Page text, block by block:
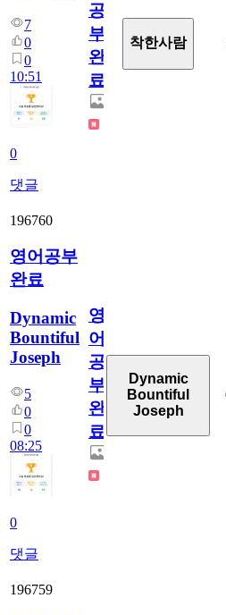
7
0
0
10:51
0
댓글
공
부
완
료
착한사람
196760
영어공부
완료
Dynamic
Bountiful
Joseph
5
0
0
08:25
0
댓글
영
어
공
부
완
료
Dynamic
Bountiful
Joseph
196759